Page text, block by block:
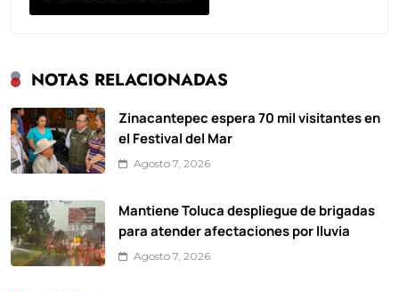
NOTAS RELACIONADAS
Zinacantepec espera 70 mil visitantes en
el Festival del Mar
Agosto 7, 2026
Mantiene Toluca despliegue de brigadas
para atender afectaciones por lluvia
Agosto 7, 2026